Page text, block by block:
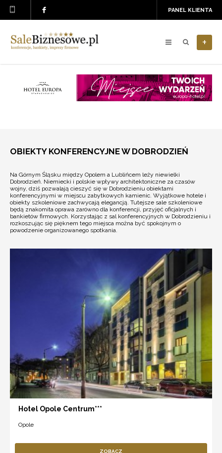
PANEL KLIENTA
+
OBIEKTY KONFERENCYJNE W DOBRODZIEŃ
Na Górnym Śląsku między Opolem a Lublińcem leży niewielki
Dobrodzień. Niemiecki i polskie wpływy architektoniczne za czasów
wojny, dziś pozwalają cieszyć się w Dobrodzieniu obiektami
konferencyjnymi w miejscu zabytkowych kamienic. Wyjątkowe hotele i
obiekty szkoleniowe zachwycają elegancją. Tutejsze sale szkoleniowe
będą znakomita oprawa zarówno dla konferencji, przyjęć oficjalnych i
bankietów firmowych. Korzystając z sal konferencyjnych w Dobrodzieniu i
rozkoszując się pięknem tego miejsca można być spokojnym o
powodzenie organizowanego spotkania.
Hotel Opole Centrum***
Opole
ZOBACZ